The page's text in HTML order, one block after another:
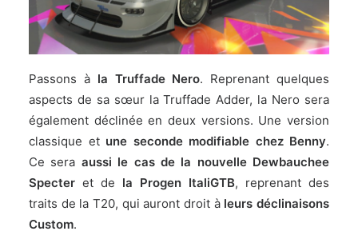
Passons à la Truffade Nero. Reprenant quelques
aspects de sa sœur la Truffade Adder, la Nero sera
également déclinée en deux versions. Une version
classique et une seconde modifiable chez Benny.
Ce sera aussi le cas de la nouvelle Dewbauchee
Specter et de la Progen ItaliGTB, reprenant des
traits de la T20, qui auront droit à leurs déclinaisons
Custom.